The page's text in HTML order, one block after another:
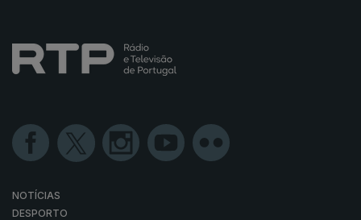
NOTÍCIAS
DESPORTO